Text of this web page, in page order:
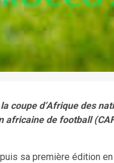
coupe d’Afrique des
de football
sa première édition